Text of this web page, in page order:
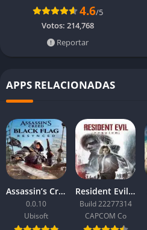
4.6/5
Votos: 214,768
Reportar
APPS RELACIONADAS
Assassin’s Creed Black Flag Resynced
0.0.10
Ubisoft
Resident Evil Requiem
Build 22277314
CAPCOM Co